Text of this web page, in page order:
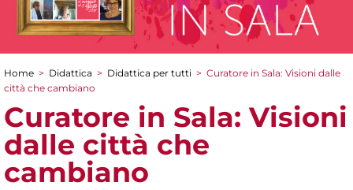
Tu sei qui
Home > Didattica > Didattica per tutti > Curatore in Sala: Visioni dalle
città che cambiano
Curatore in Sala: Visioni
dalle città che
cambiano